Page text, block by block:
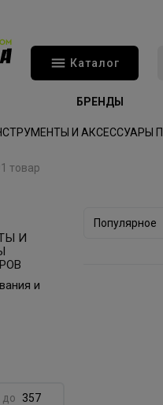
Каталог
БРЕНДЫ
И АКСЕССУАРЫ
товар
И
и
до
Популярное